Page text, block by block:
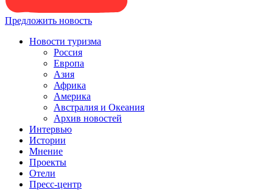
Предложить новость
Новости туризма
Россия
Европа
Азия
Африка
Америка
Австралия и Океания
Архив новостей
Интервью
Истории
Мнение
Проекты
Отели
Пресс-центр